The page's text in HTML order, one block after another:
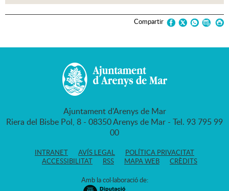
Compartir
Ajuntament d'Arenys de Mar
Riera del Bisbe Pol, 8 - 08350 Arenys de Mar - Tel. 93 795 99
00
INTRANET AVÍS LEGAL
POLÍTICA PRIVACITAT
ACCESSIBILITAT
RSS MAPA WEB CRÈDITS
Amb la col·laboració de: